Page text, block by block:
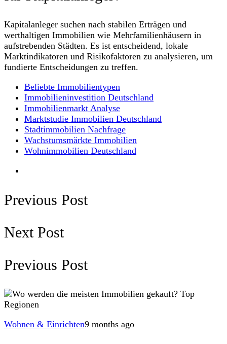
Kapitalanleger suchen nach stabilen Erträgen und
werthaltigen Immobilien wie Mehrfamilienhäusern in
aufstrebenden Städten. Es ist entscheidend, lokale
Marktindikatoren und Risikofaktoren zu analysieren, um
fundierte Entscheidungen zu treffen.
Beliebte Immobilientypen
Immobilieninvestition Deutschland
Immobilienmarkt Analyse
Marktstudie Immobilien Deutschland
Stadtimmobilien Nachfrage
Wachstumsmärkte Immobilien
Wohnimmobilien Deutschland
Previous Post
Next Post
Previous Post
Wohnen & Einrichten9 months ago